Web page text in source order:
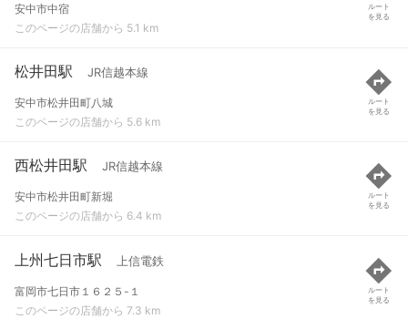
安中市中宿
このページの店舗から 5.1 km
ルート
を見る
松井田駅 JR信越本線
安中市松井田町八城
このページの店舗から 5.6 km
ルート
を見る
西松井田駅 JR信越本線
安中市松井田町新堀
このページの店舗から 6.4 km
ルート
を見る
上州七日市駅 上信電鉄
富岡市七日市１６２５-１
このページの店舗から 7.3 km
ルート
を見る